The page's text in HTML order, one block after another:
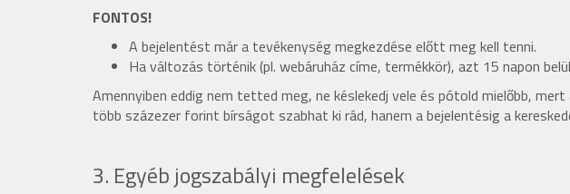
FONTOS!
A bejelentést már a tevékenység megkezdése előtt meg kell tenni.
Ha változás történik (pl. webáruház címe, termékkör), azt 15 napon
Amennyiben eddig nem tetted meg, ne késlekedj vele és pótold mielőbb,
több százezer forint bírságot szabhat ki rád, hanem a bejelentésig a
3. Egyéb jogszabályi megfelelések